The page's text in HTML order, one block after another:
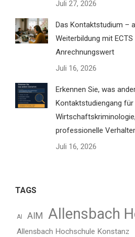
Juli 27, 2026
Das Kontaktstudium –
Weiterbildung mit
Anrechnungswert
Juli 16, 2026
Erkennen Sie, was
Kontaktstudiengang für
professionelle
Juli 16, 2026
TAGS
AI AIM Allensbach
Allensbach Hochschule Konstanz